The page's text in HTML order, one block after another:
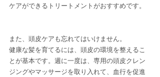
ケアができるトリートメントがおすすめです。
また、頭皮ケアも忘れてはいけません。
健康な髪を育てるには、頭皮の環境を整えるこ
とが基本です。週に一度は、専用の頭皮クレン
ジングやマッサージを取り入れて、血行を促進